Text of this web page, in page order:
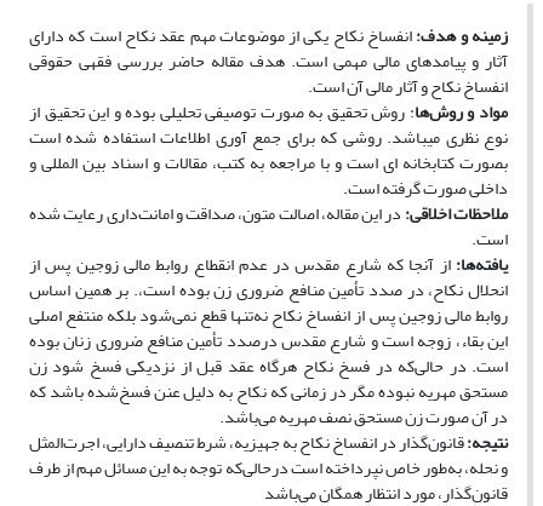
زمینه و هدف:انفساخ نکاح یکی از موضوعات مهم عقد نکاح است که دارای
آثار و پیامدهای مالی مهمی است. هدف مقاله حاضر بررسی فقهی حقوقی
انفساخ نکاح و آثار مالی آن است.
مواد و روش‌ها: ‌روش تحقیق به صورت توصیفی تحلیلی بوده و این تحقیق از
نوع نظری می‏باشد. روشی که برای جمع‏ آوری اطلاعات استفاده شده است
بصورت کتابخانه ‏ای است و با مراجعه به کتب، مقالات و اسناد بین ­المللی و
داخلی صورت گرفته است.
ملاحظات اخلاقی:در این مقاله، اصالت متون، صداقت و امانت‌داری رعایت شده
است.
یافته‌ها:از آنجا که شارع مقدس در عدم انقطاع روابط مالی زوجین پس از
انحلال نکاح، در صدد تأمین منافع ضروری زن بوده است،. بر همین اساس
روابط مالی زوجین پس از انفساخ نکاح نه‌تنها قطع نمی‌شود بلکه منتفع اصلی
این بقاء، زوجه است و شارع مقدس درصدد تأمین منافع ضروری زنان بوده
است. در حالی‌که در فسخ نکاح هرگاه عقد قبل از نزدیکی فسخ شود زن
مستحق مهریه نبوده مگر در زمانی که نکاح به دلیل عنن فسخ‌شده باشد که
در آن صورت زن مستحق نصف مهریه می‌باشد.
نتیجه:قانون‌گذار در انفساخ نکاح به جهیزیه، شرط تنصیف دارایی، اجرت‌المثل
و نحله، به‌طور خاص نپرداخته است درحالی‌که توجه به این مسائل مهم از طرف
قانون‌گذار، مورد انتظار همگان می‌باشد